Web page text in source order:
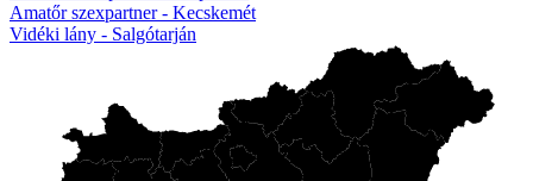
Amatőr szexpartner - Kecskemét
Vidéki lány - Salgótarján